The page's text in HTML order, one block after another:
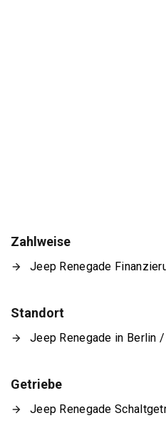
Zahlweise
Jeep Renegade
Standort
Jeep Renegade in Berlin
Getriebe
Jeep Renegade